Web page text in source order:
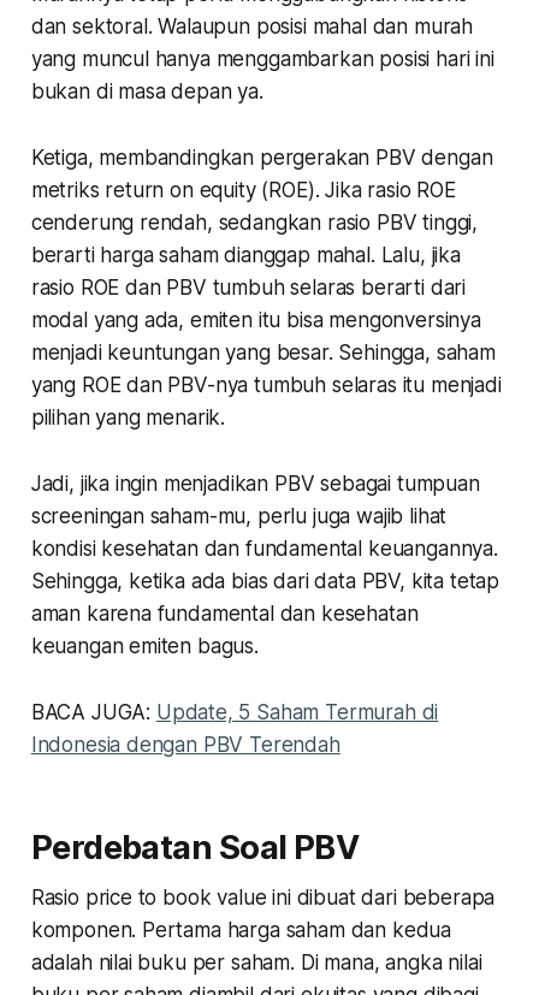
dan sektoral. Walaupun posisi mahal dan murah
yang muncul hanya menggambarkan posisi hari ini
bukan di masa depan ya.
Ketiga, membandingkan pergerakan PBV dengan
metriks return on equity (ROE). Jika rasio ROE
cenderung rendah, sedangkan rasio PBV tinggi,
berarti harga saham dianggap mahal. Lalu, jika
rasio ROE dan PBV tumbuh selaras berarti dari
modal yang ada, emiten itu bisa mengonversinya
menjadi keuntungan yang besar. Sehingga, saham
yang ROE dan PBV-nya tumbuh selaras itu menjadi
pilihan yang menarik.
Jadi, jika ingin menjadikan PBV sebagai tumpuan
screeningan saham-mu, perlu juga wajib lihat
kondisi kesehatan dan fundamental keuangannya.
Sehingga, ketika ada bias dari data PBV, kita tetap
aman karena fundamental dan kesehatan
keuangan emiten bagus.
BACA JUGA: Update, 5 Saham Termurah di
Indonesia dengan PBV Terendah
Perdebatan Soal PBV
Rasio price to book value ini dibuat dari beberapa
komponen. Pertama harga saham dan kedua
adalah nilai buku per saham. Di mana, angka nilai